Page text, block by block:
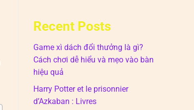
Recent Posts
Game xì dách đổi thưởng là gì?
Cách chơi dễ hiểu và mẹo vào bàn
hiệu quả
Harry Potter et le prisonnier
d’Azkaban : Livres